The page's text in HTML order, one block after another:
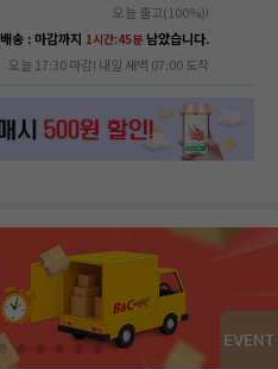
오늘 출고(100%)!
송 : 마감까지 1시간:45분남았습니다.
오늘 17:30 마감! 내일 새벽 07:00 도착